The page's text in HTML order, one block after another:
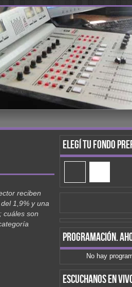
reciben
1,9% y una
cuáles son
Elegí tu fondo
programación.
No hay
escuchanos en